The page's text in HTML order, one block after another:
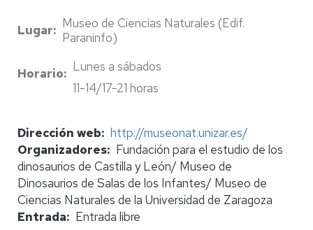
Lugar
Museo de Ciencias Naturales (Edif.
Paraninfo)
Horario
Lunes a sábados
11-14/17-21 horas
Dirección web
http://museonat.unizar.es/
Organizadores
Fundación para el estudio de los
dinosaurios de Castilla y León/ Museo de
Dinosaurios de Salas de los Infantes/ Museo de
Ciencias Naturales de la Universidad de Zaragoza
Entrada
Entrada libre